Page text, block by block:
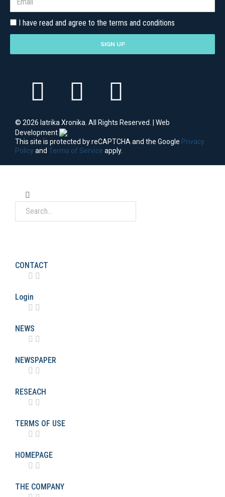
I have read and agree to the terms and conditions
SIGN UP
© 2026 Iatrika Xronika. All Rights Reserved. | Web
Development
This site is protected by reCAPTCHA and the Google Privacy
Policy and Terms of Service apply.
CONTACT
Login
NEWS
NEWSPAPER
RESEACH
TERMS OF USE
HOMEPAGE
THE COMPANY